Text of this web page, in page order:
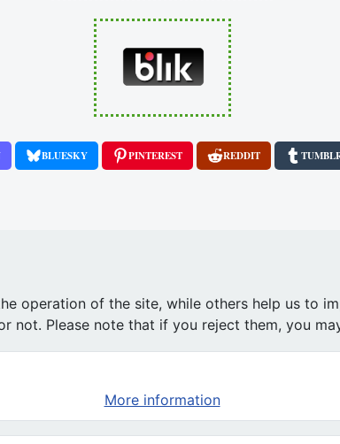
BLUESKY PINTEREST REDDIT
24 січня,
operation of the site, while others help us to
not. Please note that if you reject them, you
More information